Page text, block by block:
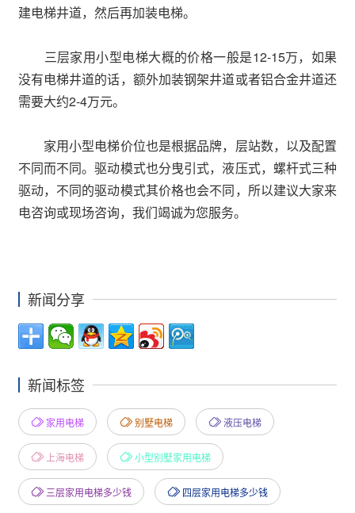
建电梯井道，然后再加装电梯。
三层家用小型电梯大概的价格一般是12-15万，如果
没有电梯井道的话，额外加装钢架井道或者铝合金井道还
需要大约2-4万元。
家用小型电梯价位也是根据品牌，层站数，以及配置
不同而不同。驱动模式也分曳引式，液压式，螺杆式三种
驱动，不同的驱动模式其价格也会不同，所以建议大家来
电咨询或现场咨询，我们竭诚为您服务。
新闻分享
新闻标签
家用电梯 别墅电梯 液压电梯
上海电梯 小型别墅家用电梯
三层家用电梯多少钱 四层家用电梯多少钱